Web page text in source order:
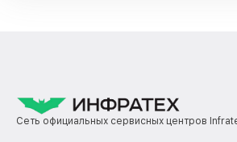
Сеть официальных сервисных центров